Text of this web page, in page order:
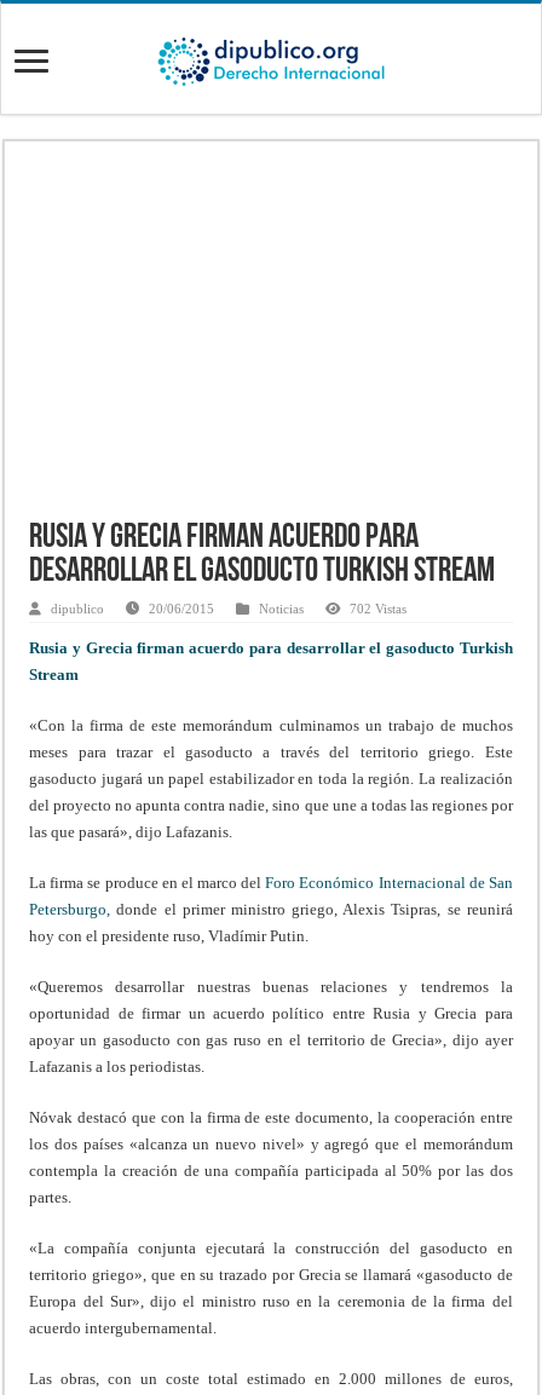
Rusia y Grecia firman acuerdo para
desarrollar el gasoducto Turkish Stream
dipublico 20/06/2015 Noticias 702 Vistas
Rusia y Grecia firman acuerdo para desarrollar el gasoducto Turkish
Stream
«Con la firma de este memorándum culminamos un trabajo de muchos
meses para trazar el gasoducto a través del territorio griego. Este
gasoducto jugará un papel estabilizador en toda la región. La realización
del proyecto no apunta contra nadie, sino que une a todas las regiones por
las que pasará», dijo Lafazanis.
La firma se produce en el marco delForo Económico Internacional de San
Petersburgo, donde el primer ministro griego, Alexis Tsipras, se reunirá
hoy con el presidente ruso, Vladímir Putin.
«Queremos desarrollar nuestras buenas relaciones y tendremos la
oportunidad de firmar un acuerdo político entre Rusia y Grecia para
apoyar un gasoducto con gas ruso en el territorio de Grecia», dijo ayer
Lafazanis a los periodistas.
Nóvak destacó que con la firma de este documento, la cooperación entre
los dos países «alcanza un nuevo nivel» y agregó que el memorándum
contempla la creación de una compañía participada al 50% por las dos
partes.
«La compañía conjunta ejecutará la construcción del gasoducto en
territorio griego», que en su trazado por Grecia se llamará «gasoducto de
Europa del Sur», dijo el ministro ruso en la ceremonia de la firma del
acuerdo intergubernamental.
Las obras, con un coste total estimado en 2.000 millones de euros,